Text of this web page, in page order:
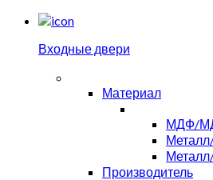
Входные двери
Материал
МДФ/
Производитель